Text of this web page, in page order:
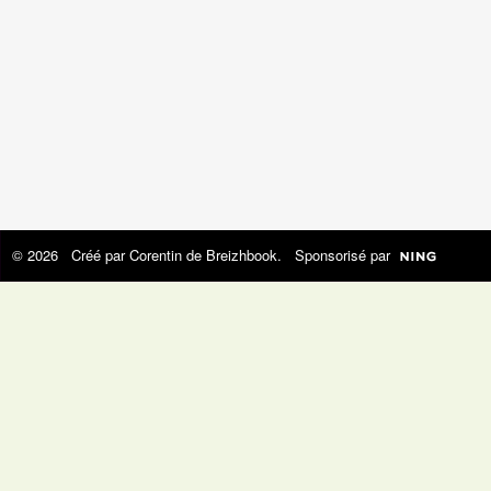
© 2026 Créé parCorentin de Breizhbook. Sponsorisé par